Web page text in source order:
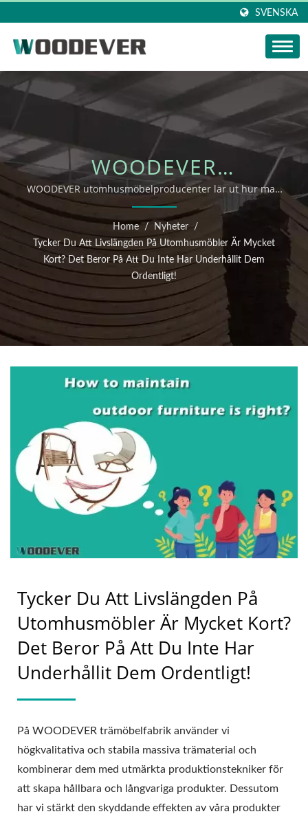
SVENSKA
WOODEVER
NYHETSUPPDATERING:
TYCKER DU ATT
LIVSLÄNGDEN PÅ
UTOMHUSMÖBLER ÄR
MYCKET KORT? DET
BEROR PÅ ATT DU INTE
HAR UNDERHÅLLIT
DEM ORDENTLIGT!
WOODEVER utomhusmöbelproducenter lär ut hur man
underhåller massiva träprodukter
Home / Nyheter
/
Tycker Du Att Livslängden På Utomhusmöbler Är Mycket
Kort? Det Beror På Att Du Inte Har Underhållit Dem
Ordentligt!
Tycker Du Att Livslängden På
Utomhusmöbler Är Mycket Kort?
Det Beror På Att Du Inte Har
Underhållit Dem Ordentligt!
På WOODEVER trämöbelfabrik använder vi
högkvalitativa och stabila massiva trämaterial och
kombinerar dem med utmärkta produktionstekniker för
att skapa hållbara och långvariga produkter. Dessutom
har vi stärkt den skyddande effekten av våra produkter